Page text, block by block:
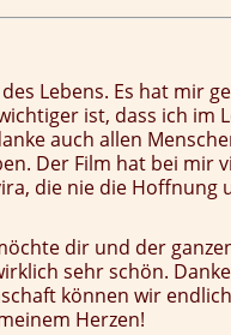
Lebens. Es hat mir
ist, dass ich
auch allen
Der Film hat bei mir
die nie die
dir und der
sehr schön.
können wir
Herzen!